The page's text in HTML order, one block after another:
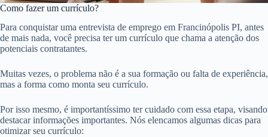
Como fazer um currículo?
Para conquistar uma entrevista de emprego em Francinópolis PI, antes
de mais nada, você precisa ter um currículo que chama a atenção dos
potenciais contratantes.
Muitas vezes, o problema não é a sua formação ou falta de experiência,
mas a forma como monta seu currículo.
Por isso mesmo, é importantíssimo ter cuidado com essa etapa, visando
destacar informações importantes. Nós elencamos algumas dicas para
otimizar seu currículo: